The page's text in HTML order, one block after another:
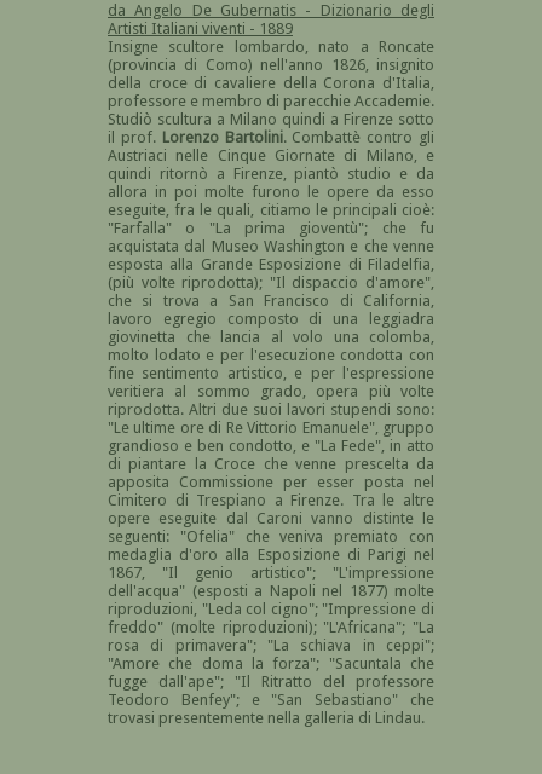
da Angelo De Gubernatis - Dizionario degli
Artisti Italiani viventi - 1889
Insigne scultore lombardo, nato a Roncate
(provincia di Como) nell'anno 1826, insignito
della croce di cavaliere della Corona d'Italia,
professore e membro di parecchie Accademie.
Studiò scultura a Milano quindi a Firenze sotto
il prof. Lorenzo Bartolini. Combattè contro gli
Austriaci nelle Cinque Giornate di Milano, e
quindi ritornò a Firenze, piantò studio e da
allora in poi molte furono le opere da esso
eseguite, fra le quali, citiamo le principali cioè:
"Farfalla" o "La prima gioventù"; che fu
acquistata dal Museo Washington e che venne
esposta alla Grande Esposizione di Filadelfia,
(più volte riprodotta); "Il dispaccio d'amore",
che si trova a San Francisco di California,
lavoro egregio composto di una leggiadra
giovinetta che lancia al volo una colomba,
molto lodato e per l'esecuzione condotta con
fine sentimento artistico, e per l'espressione
veritiera al sommo grado, opera più volte
riprodotta. Altri due suoi lavori stupendi sono:
"Le ultime ore di Re Vittorio Emanuele", gruppo
grandioso e ben condotto, e "La Fede", in atto
di piantare la Croce che venne prescelta da
apposita Commissione per esser posta nel
Cimitero di Trespiano a Firenze. Tra le altre
opere eseguite dal Caroni vanno distinte le
seguenti: "Ofelia" che veniva premiato con
medaglia d'oro alla Esposizione di Parigi nel
1867, "Il genio artistico"; "L'impressione
dell'acqua" (esposti a Napoli nel 1877) molte
riproduzioni, "Leda col cigno"; "Impressione di
freddo" (molte riproduzioni); "L'Africana"; "La
rosa di primavera"; "La schiava in ceppi";
"Amore che doma la forza"; "Sacuntala che
fugge dall'ape"; "Il Ritratto del professore
Teodoro Benfey"; e "San Sebastiano" che
trovasi presentemente nella galleria di Lindau.